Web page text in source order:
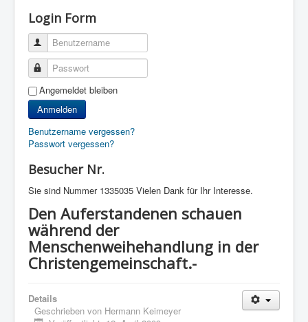
Login Form
Benutzername
Passwort
Angemeldet bleiben
Anmelden
Benutzername vergessen?
Passwort vergessen?
Besucher Nr.
Sie sind Nummer 1335035 Vielen Dank für Ihr Interesse.
Den Auferstandenen schauen
während der
Menschenweihehandlung in der
Christengemeinschaft.-
Details
Geschrieben von Hermann Keimeyer